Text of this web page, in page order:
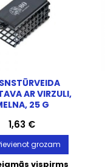
AR VIRZULI,
25 G
Cena
1,63 €
grozam
vispirms